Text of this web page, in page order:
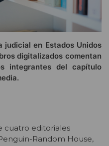
judicial en Estados Unidos
digitalizados comentan
integrantes del capítulo
cuatro editoriales
Random House,